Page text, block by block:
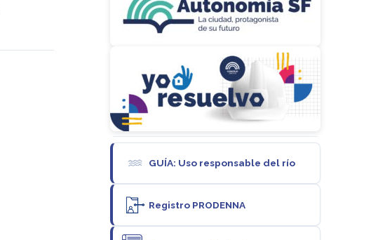
GUÍA: Uso responsable del río
Registro PRODENNA